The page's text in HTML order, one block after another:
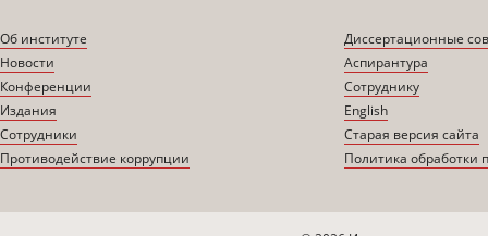
Об институте
Новости
Конференции
Издания
Сотрудники
Противодействие коррупции
Диссертационные
Аспирантура
Сотруднику
English
Старая версия сайта
Политика обработки